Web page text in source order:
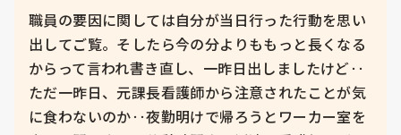
職員の要因に関しては自分が当日行った行動を思い
出してご覧。そしたら今の分よりももっと長くなる
からって言われ書き直し、一昨日出しましたけど‥
ただ一昨日、元課長看護師から注意されたことが気
に食わないのか‥夜勤明けで帰ろうとワーカー室を